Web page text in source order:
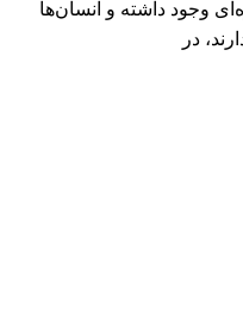
وجود داشته و انسان‌ها
در